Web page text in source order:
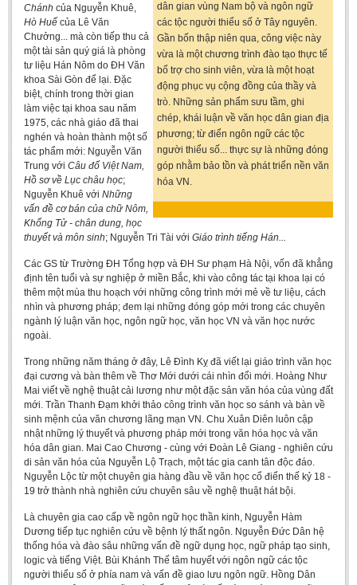
Vietnamese and Japanese Literature Viewed from an East Asian
Perspective
To Build a Standard Orthography in Schools and the Media
80 Years of New Poetry and the Self-Reliant Literary Group
ALUMNI
Alumni Association
Scholarship Fund
STUDENT ACTIVITIES
Literature Club
dân gian vùng Nam bộ và ngôn ngữ
các tộc người thiểu số ở Tây nguyên.
Gần bốn thập niên qua, công việc này
vừa là một chương trình đào tạo thực tế
bổ trợ cho sinh viên, vừa là một hoạt
động phục vụ cộng đồng của thầy và
trò. Những sản phẩm sưu tầm, ghi
chép, khái luận về văn học dân gian địa
phương; từ điển ngôn ngữ các tộc
người thiểu số... thực sự là những đóng
góp nhằm bảo tồn và phát triển nền văn
hóa VN.
Chánh của Nguyễn Khuê,
Hò Huế của Lê Văn
Chưởng... mà còn tiếp thu cả
một tài sản quý giá là phòng
tư liệu Hán Nôm do ĐH Văn
khoa Sài Gòn để lại. Đặc
biệt, chính trong thời gian
làm việc tại khoa sau năm
1975, các nhà giáo đã thai
nghén và hoàn thành một số
tác phẩm mới: Nguyễn Văn
Trung với Câu đố Việt Nam,
Hồ sơ về Lục châu học;
Nguyễn Khuê với Những
vấn đề cơ bản của chữ Nôm,
Khổng Tử - chân dung, học
thuyết và môn sinh; Nguyễn Tri Tài với Giáo trình tiếng Hán...
Các GS từ Trường ĐH Tổng hợp và ĐH Sư phạm Hà Nội, vốn đã khẳng
định tên tuổi và sự nghiệp ở miền Bắc, khi vào công tác tại khoa lại có
thêm một mùa thu hoạch với những công trình mới mẻ về tư liệu, cách
nhìn và phương pháp; đem lại những đóng góp mới trong các chuyên
ngành lý luận văn học, ngôn ngữ học, văn học VN và văn học nước
ngoài.
Trong những năm tháng ở đây, Lê Đình Kỵ đã viết lại giáo trình văn học
đại cương và bàn thêm về Thơ Mới dưới cái nhìn đổi mới. Hoàng Như
Mai viết về nghệ thuật cải lương như một đặc sản văn hóa của vùng đất
mới. Trần Thanh Đạm khởi thảo công trình văn học so sánh và bàn về
sinh mệnh của văn chương lãng mạn VN. Chu Xuân Diên luôn cập
nhật những lý thuyết và phương pháp mới trong văn hóa học và văn
hóa dân gian. Mai Cao Chương - cùng với Đoàn Lê Giang - nghiên cứu
di sản văn hóa của Nguyễn Lộ Trạch, một tác gia canh tân độc đáo.
Nguyễn Lộc từ một chuyên gia hàng đầu về văn học cổ điển thế kỷ 18 -
19 trở thành nhà nghiên cứu chuyên sâu về nghệ thuật hát bội.
Là chuyên gia cao cấp về ngôn ngữ học thần kinh, Nguyễn Hàm
Dương tiếp tục nghiên cứu về bệnh lý thất ngôn. Nguyễn Đức Dân hệ
thống hóa và đào sâu những vấn đề ngữ dụng học, ngữ pháp tạo sinh,
logic và tiếng Việt. Bùi Khánh Thế tâm huyết với ngôn ngữ các tộc
người thiểu số ở phía nam và vấn đề giao lưu ngôn ngữ. Hồng Dân